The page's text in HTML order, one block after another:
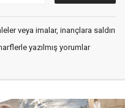
veya imalar, inançlara saldırı
yazılmış yorumlar